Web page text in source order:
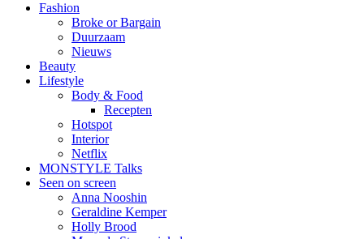
Fashion
Broke or Bargain
Duurzaam
Nieuws
Beauty
Lifestyle
Body & Food
Recepten
Hotspot
Interior
Netflix
MONSTYLE Talks
Seen on screen
Anna Nooshin
Geraldine Kemper
Holly Brood